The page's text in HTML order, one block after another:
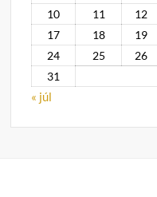
10
11 12
17
18 19
24
25 26
31
« júl